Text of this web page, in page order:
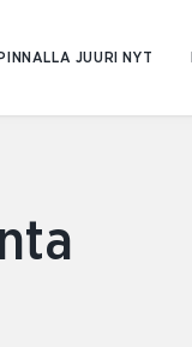
JUURI NYT